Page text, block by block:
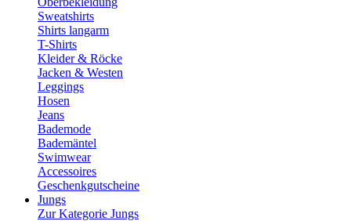
Sweatshirts
Shirts langarm
T-Shirts
Kleider & Röcke
Jacken & Westen
Leggings
Hosen
Jeans
Bademode
Bademäntel
Swimwear
Accessoires
Geschenkgutscheine
Jungs
Zur Kategorie Jungs